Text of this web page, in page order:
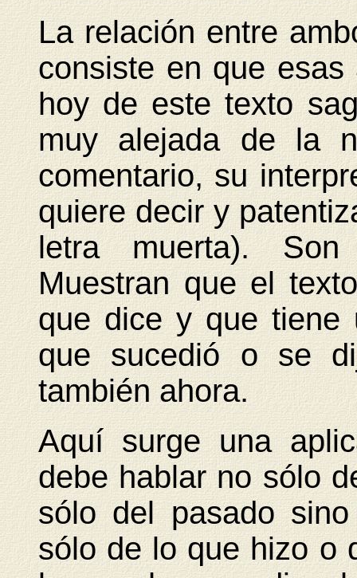
La relación entre
consiste en que
hoy de este texto
muy alejada de la
comentario, su
quiere decir y
letra muerta).
Muestran que el
que dice y que tiene
que sucedió o se
también ahora.
Aquí surge una
debe hablar no sólo
sólo del pasado
sólo de lo que hizo o